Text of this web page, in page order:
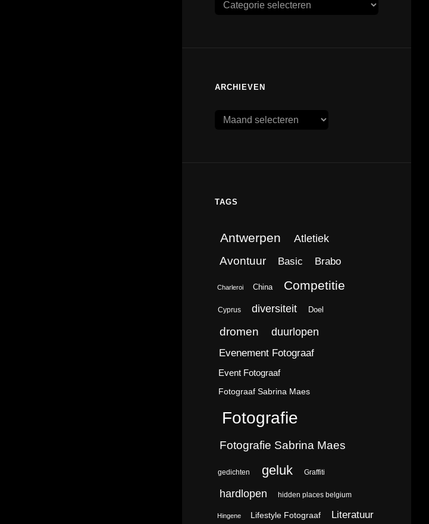
Categorieën
ARCHIEVEN
Archieven
TAGS
Antwerpen Atletiek
Avontuur Basic Brabo
Charleroi China Competitie
Cyprus diversiteit Doel
dromen duurlopen
Evenement Fotograaf
Event Fotograaf
Fotograaf Sabrina Maes
Fotografie
Fotografie Sabrina Maes
gedichten geluk Graffiti
hardlopen hidden places belgium
Hingene Lifestyle Fotograaf Literatuur